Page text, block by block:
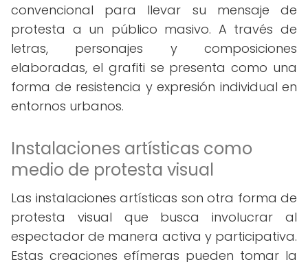
convencional para llevar su mensaje de
protesta a un público masivo. A través de
letras, personajes y composiciones
elaboradas, el grafiti se presenta como una
forma de resistencia y expresión individual en
entornos urbanos.
Instalaciones artísticas como
medio de protesta visual
Las instalaciones artísticas son otra forma de
protesta visual que busca involucrar al
espectador de manera activa y participativa.
Estas creaciones efímeras pueden tomar la